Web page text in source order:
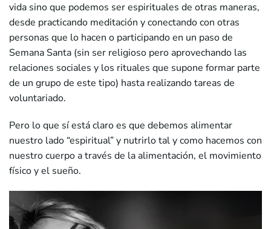
vida sino que podemos ser espirituales de otras maneras,
desde practicando meditación y conectando con otras
personas que lo hacen o participando en un paso de
Semana Santa (sin ser religioso pero aprovechando las
relaciones sociales y los rituales que supone formar parte
de un grupo de este tipo) hasta realizando tareas de
voluntariado.
Pero lo que sí está claro es que debemos alimentar
nuestro lado “espiritual” y nutrirlo tal y como hacemos con
nuestro cuerpo a través de la alimentación, el movimiento
físico y el sueño.